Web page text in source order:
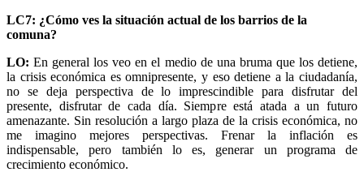
LC7: ¿Cómo ves la situación actual de los barrios de la
comuna?
LO: En general los veo en el medio de una bruma que los detiene,
la crisis económica es omnipresente, y eso detiene a la ciudadanía,
no se deja perspectiva de lo imprescindible para disfrutar del
presente, disfrutar de cada día. Siempre está atada a un futuro
amenazante. Sin resolución a largo plaza de la crisis económica, no
me imagino mejores perspectivas. Frenar la inflación es
indispensable, pero también lo es, generar un programa de
crecimiento económico.